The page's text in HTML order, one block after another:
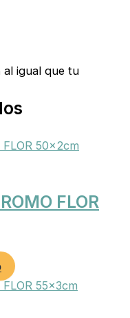
al igual que tu
FLOR